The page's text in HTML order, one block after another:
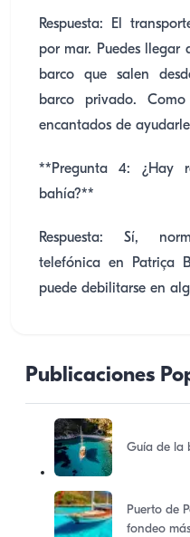
Respuesta: El
por mar. Puedes llegar
barco que salen
barco privado. Como
encantados de
**Pregunta 4: ¿Hay
bahía?**
Respuesta: Sí,
telefónica en Patriça
puede debilitarse en
Publicaciones
Guía de la
Puerto de
fondeo